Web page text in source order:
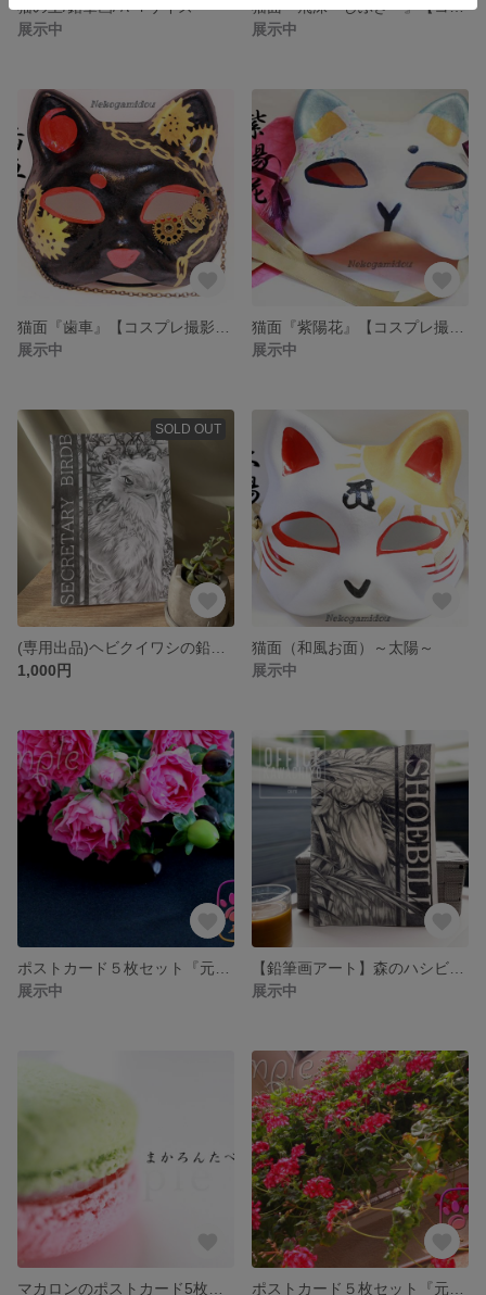
猫の王/鉛筆画/Ａ４サイズ
展示中
猫面『飛沫～しぶき～』【コスプレ撮影演劇に】
展示中
展示中
展示中
SOLD OUT
1,000円
猫面（和風お面）～太陽～
展示中
展示中
展示中